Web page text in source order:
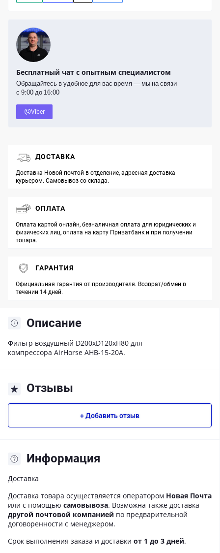
Бесплатный чат с опытным специалистом
Обращайтесь в удобное для вас время — мы на связи
с 9:00 до 16:00
Viber
Описание
Фильтр воздушный D200хD120хH80 для
компрессора AirHorse AHB-15-20A.
Отзывы
+ Добавить отзыв
Информация
Доставка
Доставка товара осуществляется оператором Новая Почта
или с помощью самовывоза. Возможна также доставка
другой почтовой компанией по предварительной
договоренности с менеджером.
Срок выполнения заказа и доставки от 1 до 3 дней.
ДОСТАВКА
Доставка Новой почтой в отделение, адресная доставка
курьером. Самовывоз со склада.
ОПЛАТА
Оплата картой онлайн, безналичная оплата для юридических и
физических лиц, оплата на карту Приватбанк и при получении
товара.
ГАРАНТИЯ
Официальная гарантия от производителя. Возврат/обмен в
течении 14 дней.